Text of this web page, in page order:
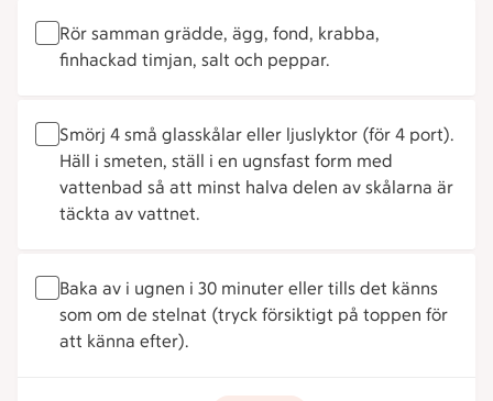
Rör samman grädde, ägg, fond, krabba,
finhackad timjan, salt och peppar.
Smörj 4 små glasskålar eller ljuslyktor (för 4 port).
Häll i smeten, ställ i en ugnsfast form med
vattenbad så att minst halva delen av skålarna är
täckta av vattnet.
Baka av i ugnen i 30 minuter eller tills det känns
som om de stelnat (tryck försiktigt på toppen för
att känna efter).